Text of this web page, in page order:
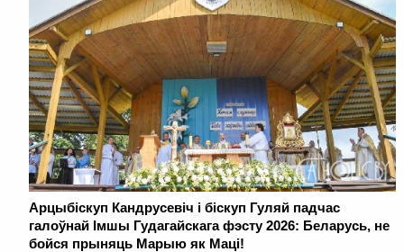
Арцыбіскуп Кандрусевіч і біскуп Гуляй падчас
галоўнай Імшы Гудагайскага фэсту 2026: Беларусь, не
бойся прыняць Марыю як Маці!